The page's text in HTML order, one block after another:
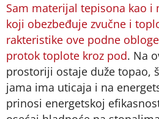
Sam ma­te­ri­jal te­pi­so­na kao
ko­ji obez­be­đu­je zvuč­ne i
rak­te­ri­sti­ke ove pod­ne
pro­tok to­plo­te kroz pod. Na
pro­sto­ri­ji osta­je du­že to­pao,
ja­ma ima uti­ca­ja i na
pri­no­si ener­get­skoj